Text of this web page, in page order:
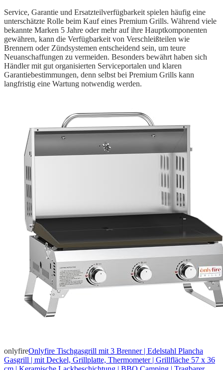
Service, Garantie und Ersatzteilverfügbarkeit spielen häufig eine
unterschätzte Rolle beim Kauf eines Premium Grills. Während viele
bekannte Marken 5 Jahre oder mehr auf ihre Hauptkomponenten
gewähren, kann die Verfügbarkeit von Verschleißteilen wie
Brennern oder Zündsystemen entscheidend sein, um teure
Neuanschaffungen zu vermeiden. Besonders bewährt haben sich
Händler mit gut organisierten Serviceportalen und klaren
Garantiebestimmungen, denn selbst bei Premium Grills kann
langfristig eine Wartung notwendig werden.
onlyfireOnlyfire Tischgasgrill mit 3 Brenner | Edelstahl Plancha
Gasgrill | mit Deckel, Grillplatte, Thermometer | Grillfläche 57 x 36